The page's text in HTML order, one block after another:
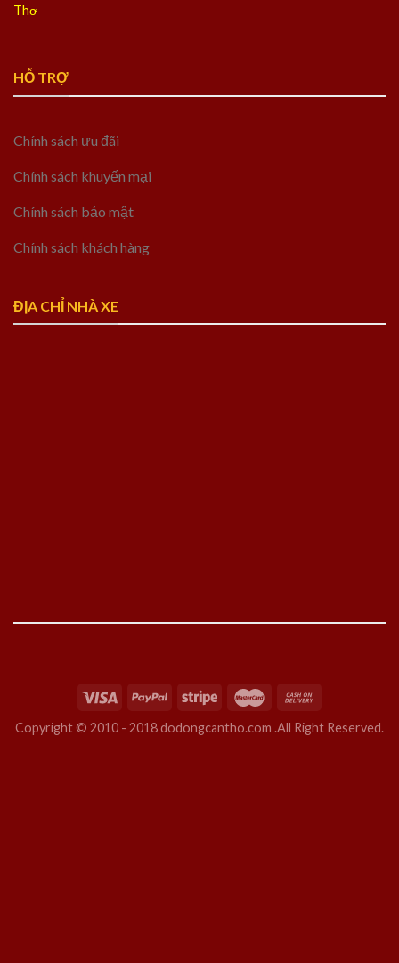
Thơ
HỖ TRỢ
Chính sách ưu đãi
Chính sách khuyến mại
Chính sách bảo mật
Chính sách khách hàng
ĐỊA CHỈ NHÀ XE
Copyright © 2010 - 2018 dodongcantho.com .All Right Reserved.